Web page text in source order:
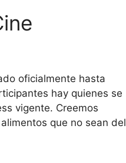
oficialmente hasta
hay quienes se
vigente. Creemos
que no sean del